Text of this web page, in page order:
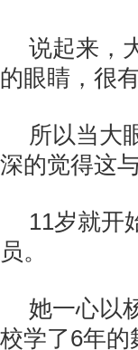
说起来，
的眼睛，很
所以当大
深的觉得这
11岁就开
员。
她一心以
校学了6年的